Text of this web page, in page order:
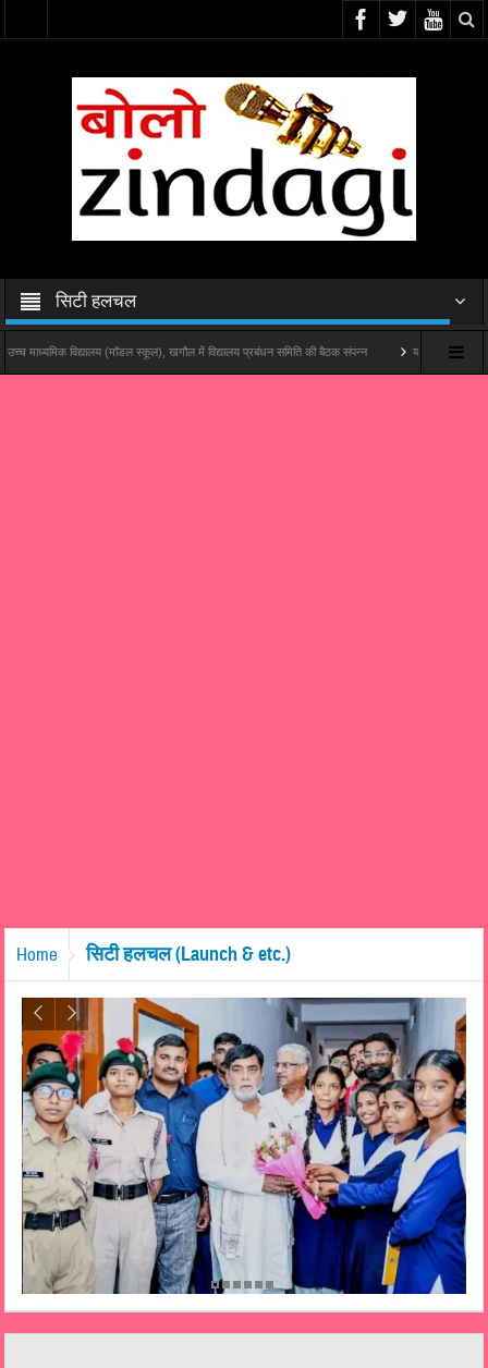
सिटी हलचल
विद्यालय (मॉडल स्कूल), खगौल में विद्यालय प्रबंधन समिति की बैठक संपन्न यश राज फिल्म्स और पोशम पा
Home सिटी हलचल (Launch & etc.)